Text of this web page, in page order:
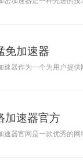
免加速器
速器作为一个为用户提
加速器官方
速器官网是一款优秀的